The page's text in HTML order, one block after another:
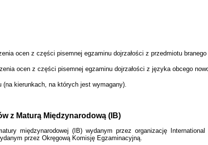
ocen z części pisemnej egzaminu dojrzałości z przedmiotu
ocen z części pisemnej egzaminu dojrzałości z języka obcego
kierunkach, na których jest wymagany).
z Maturą Międzynarodową (IB)
międzynarodowej (IB) wydanym przez organizację
przez Okręgową Komisję Egzaminacyjną.